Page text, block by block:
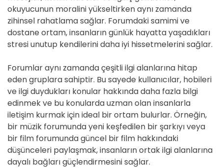
okuyucunun moralini yükseltirken aynı zamanda
zihinsel rahatlama sağlar. Forumdaki samimi ve
dostane ortam, insanların günlük hayatta yaşadıkları
stresi unutup kendilerini daha iyi hissetmelerini sağlar.
Forumlar aynı zamanda çeşitli ilgi alanlarına hitap
eden gruplara sahiptir. Bu sayede kullanıcılar, hobileri
ve ilgi duydukları konular hakkında daha fazla bilgi
edinmek ve bu konularda uzman olan insanlarla
iletişim kurmak için ideal bir ortam bulurlar. Örneğin,
bir müzik forumunda yeni keşfedilen bir şarkıyı veya
bir film forumunda güncel bir film hakkındaki
düşünceleri paylaşmak, insanların ortak ilgi alanlarına
dayalı bağları güçlendirmesini sağlar.